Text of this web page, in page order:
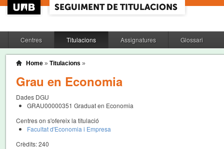
Centres Titulacions Assignatures Glossari
Home » Titulacions »
Grau en Economia
Dades DGU
GRAU00000351 Graduat en Economia
Centres on s'ofereix la titulació
Facultat d'Economia i Empresa
Crèdits:240